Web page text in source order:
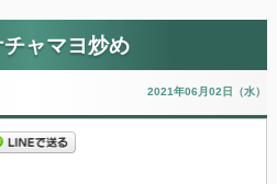
ャマヨ炒め
2021年06月02日（水）